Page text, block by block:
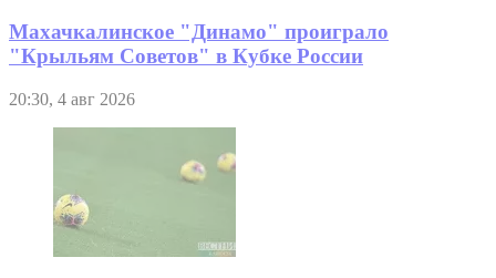
Махачкалинское "Динамо" проиграло
"Крыльям Советов" в Кубке России
20:30, 4 авг 2026